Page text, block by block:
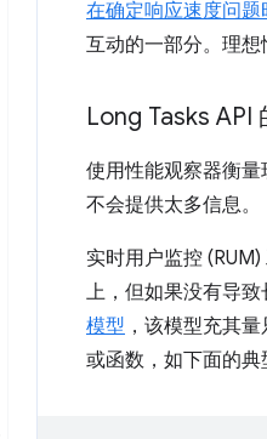
在确定响应速度问
互动的一部分。理想
Long Tasks API
使用性能观察器衡
不会提供太多信息。
实时用户监控
上，但如果没有导
模型 ，该模型充其
或函数，如下面的典